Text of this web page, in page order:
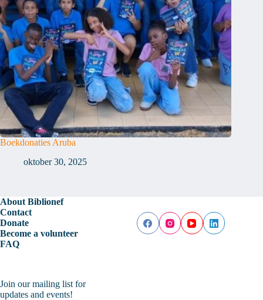
Boekdonaties Aruba
oktober 30, 2025
About Biblionef
Contact
Donate
Become a volunteer
FAQ
Join our mailing list for
updates and events!